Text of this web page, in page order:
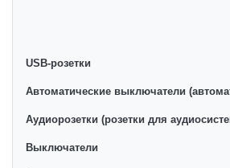
USB-розетки
Автоматические выключатели
Аудиорозетки (розетки для
Выключатели